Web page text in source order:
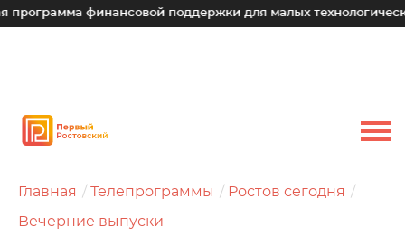
финансовой поддержки для малых технологических
Главная Телепрограммы Ростов сегодня
Вечерние выпуски